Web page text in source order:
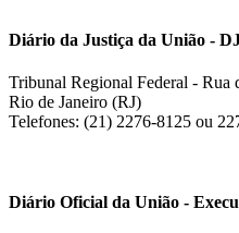
Diário da Justiça da União -
Tribunal Regional Federal - Rua
Rio de Janeiro (RJ)
Telefones: (21) 2276-8125 ou
Diário Oficial da União -